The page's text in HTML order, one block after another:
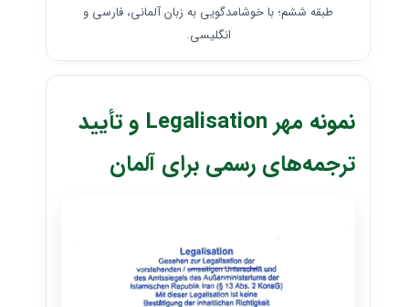
طبقه ششم؛ با خوشامدگویی به زبان آلمانی، فارسی و
انگلیسی.
نمونه مهر Legalisation و تأیید
ترجمه‌های رسمی برای آلمان